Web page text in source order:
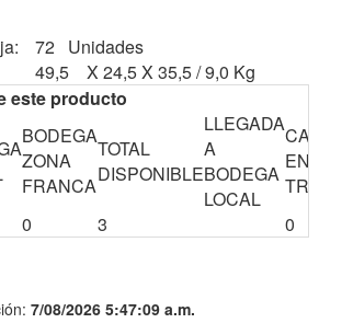
72 Unidades
49,5 X 24,5 X 35,5 / 9,0 Kg
este producto
BODEGA
ZONA
FRANCA
TOTAL
DISPONIBLE
LLEGADA
A
BODEGA
LOCAL
EN
0 3 0
7/08/2026 5:47:09 a.m.